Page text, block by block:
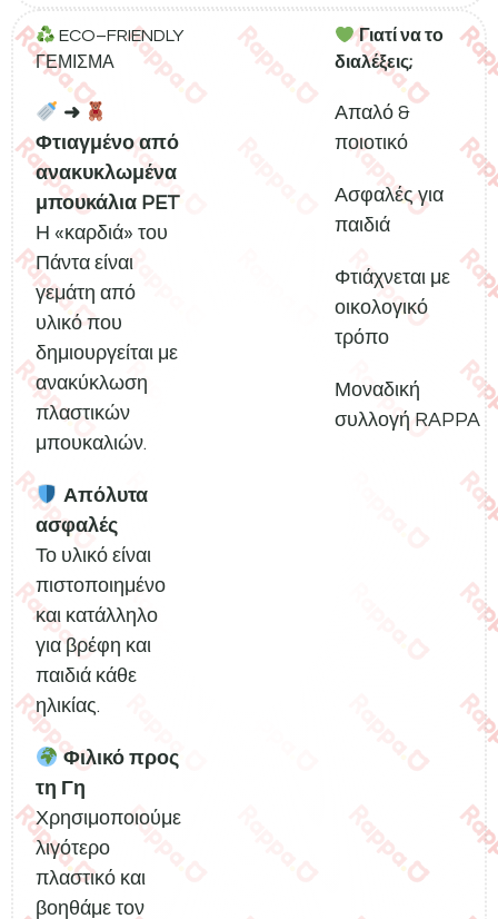
ECO–FRIENDLY
ΓΕΜΙΣΜΑ
➜
Φτιαγμένο από
ανακυκλωμένα
μπουκάλια PET
Η «καρδιά» του
Πάντα είναι
γεμάτη από
υλικό που
δημιουργείται με
ανακύκλωση
πλαστικών
μπουκαλιών.
Απόλυτα
ασφαλές
Το υλικό είναι
πιστοποιημένο
και κατάλληλο
για βρέφη και
παιδιά κάθε
ηλικίας.
Φιλικό προς
τη Γη
Χρησιμοποιούμε
λιγότερο
πλαστικό και
βοηθάμε τον
Γιατί να το
διαλέξεις;
Απαλό &
ποιοτικό
Ασφαλές για
παιδιά
Φτιάχνεται με
οικολογικό
τρόπο
Μοναδική
συλλογή RAPPA